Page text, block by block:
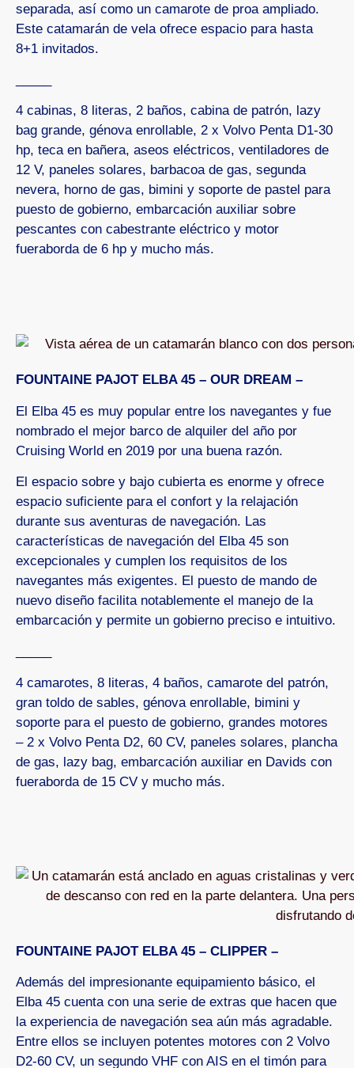
separada, así como un camarote de proa ampliado.
Este catamarán de vela ofrece espacio para hasta
8+1 invitados.
4 cabinas, 8 literas, 2 baños, cabina de patrón, lazy
bag grande, génova enrollable, 2 x Volvo Penta D1-30
hp, teca en bañera, aseos eléctricos, ventiladores de
12 V, paneles solares, barbacoa de gas, segunda
nevera, horno de gas, bimini y soporte de pastel para
puesto de gobierno, embarcación auxiliar sobre
pescantes con cabestrante eléctrico y motor
fueraborda de 6 hp y mucho más.
FOUNTAINE PAJOT ELBA 45 – OUR DREAM –
El Elba 45 es muy popular entre los navegantes y fue
nombrado el mejor barco de alquiler del año por
Cruising World en 2019 por una buena razón.
El espacio sobre y bajo cubierta es enorme y ofrece
espacio suficiente para el confort y la relajación
durante sus aventuras de navegación. Las
características de navegación del Elba 45 son
excepcionales y cumplen los requisitos de los
navegantes más exigentes. El puesto de mando de
nuevo diseño facilita notablemente el manejo de la
embarcación y permite un gobierno preciso e intuitivo.
4 camarotes, 8 literas, 4 baños, camarote del patrón,
gran toldo de sables, génova enrollable, bimini y
soporte para el puesto de gobierno, grandes motores
– 2 x Volvo Penta D2, 60 CV, paneles solares, plancha
de gas, lazy bag, embarcación auxiliar en Davids con
fueraborda de 15 CV y mucho más.
FOUNTAINE PAJOT ELBA 45 – CLIPPER –
Además del impresionante equipamiento básico, el
Elba 45 cuenta con una serie de extras que hacen que
la experiencia de navegación sea aún más agradable.
Entre ellos se incluyen potentes motores con 2 Volvo
D2-60 CV, un segundo VHF con AIS en el timón para